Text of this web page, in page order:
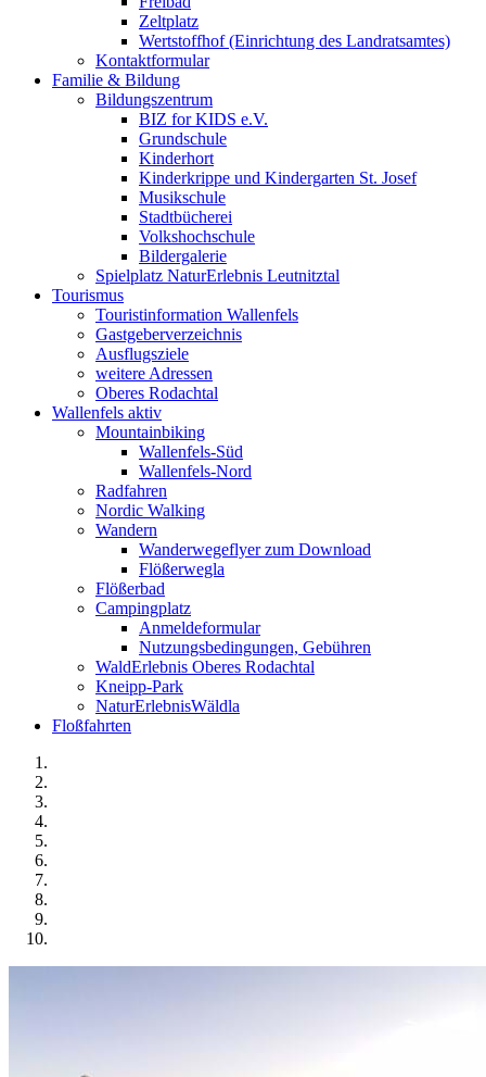
Zeltplatz
Wertstoffhof (Einrichtung des Landratsamtes)
Kontaktformular
Familie & Bildung
Bildungszentrum
BIZ for KIDS e.V.
Grundschule
Kinderhort
Kinderkrippe und Kindergarten St. Josef
Musikschule
Stadtbücherei
Volkshochschule
Bildergalerie
Spielplatz NaturErlebnis Leutnitztal
Tourismus
Touristinformation Wallenfels
Gastgeberverzeichnis
Ausflugsziele
weitere Adressen
Oberes Rodachtal
Wallenfels aktiv
Mountainbiking
Wallenfels-Süd
Wallenfels-Nord
Radfahren
Nordic Walking
Wandern
Wanderwegeflyer zum Download
Flößerwegla
Flößerbad
Campingplatz
Anmeldeformular
Nutzungsbedingungen, Gebühren
WaldErlebnis Oberes Rodachtal
Kneipp-Park
NaturErlebnisWäldla
Floßfahrten